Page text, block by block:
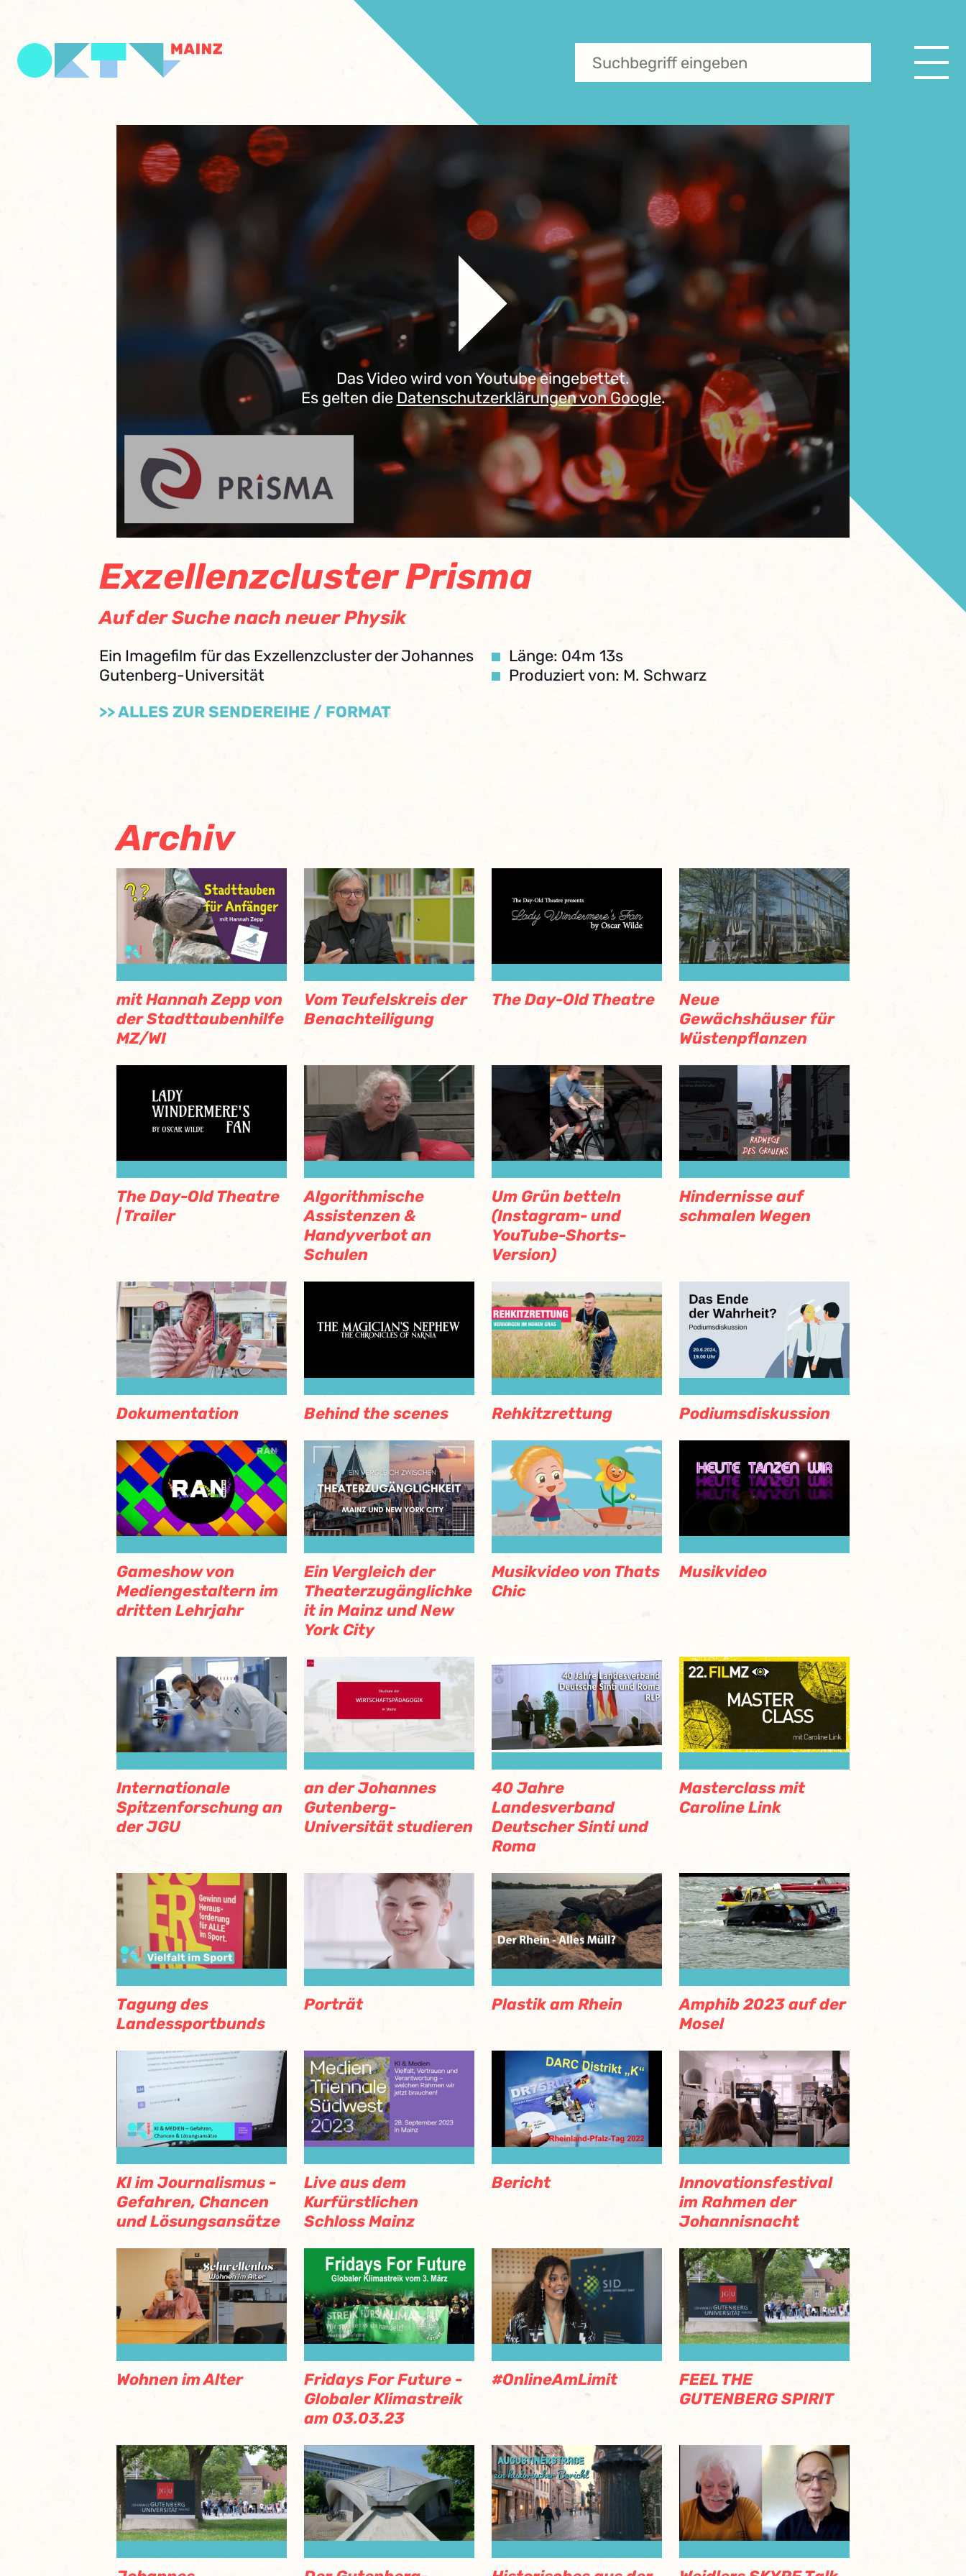
Das Video wird von Youtube eingebettet.
Es gelten die Datenschutzerklärungen von Google.
Exzellenzcluster Prisma
Auf der Suche nach neuer Physik
Ein Imagefilm für das Exzellenzcluster der Johannes
Gutenberg-Universität
>> ALLES ZUR SENDEREIHE / FORMAT
Länge: 04m 13s
Produziert von: M. Schwarz
Archiv
mit Hannah Zepp von
der Stadttaubenhilfe
MZ/WI
Vom Teufelskreis der
Benachteiligung
The Day-Old Theatre
Neue
Gewächshäuser für
Wüstenpflanzen
The Day-Old Theatre
| Trailer
Algorithmische
Assistenzen &
Handyverbot an
Schulen
Um Grün betteln
(Instagram- und
YouTube-Shorts-
Version)
Hindernisse auf
schmalen Wegen
Dokumentation Behind the scenes Rehkitzrettung Podiumsdiskussion
Gameshow von
Mediengestaltern im
dritten Lehrjahr
Ein Vergleich der
Theaterzugänglichke
it in Mainz und New
York City
Musikvideo von Thats
Chic
Musikvideo
Internationale
Spitzenforschung an
der JGU
an der Johannes
Gutenberg-
Universität studieren
40 Jahre
Landesverband
Deutscher Sinti und
Roma
Masterclass mit
Caroline Link
Tagung des
Landessportbunds
Porträt Plastik am Rhein
Amphib 2023 auf der
Mosel
KI im Journalismus -
Gefahren, Chancen
und Lösungsansätze
Live aus dem
Kurfürstlichen
Schloss Mainz
Bericht
Innovationsfestival
im Rahmen der
Johannisnacht
Wohnen im Alter
Fridays For Future -
Globaler Klimastreik
am 03.03.23
#OnlineAmLimit
FEEL THE
GUTENBERG SPIRIT